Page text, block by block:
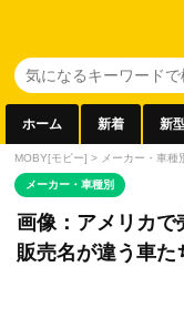
ホーム 新着 新
MOBY[モビー] > メーカー・車種
メーカー・車種別
画像：アメリカ
販売名が違う車た